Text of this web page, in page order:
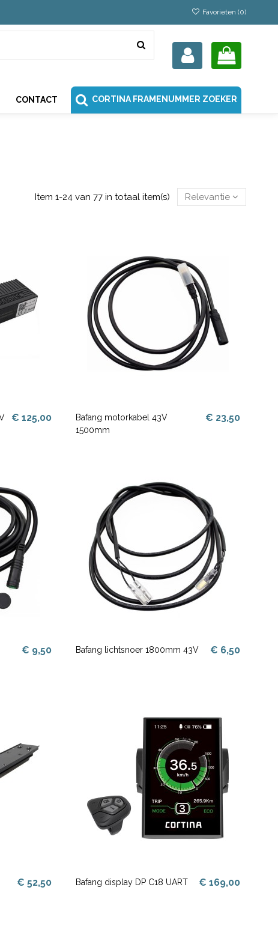
Favorieten (0)
CORTINA FRAMENUMMER ZOEKER
CONTACT
Item 1-24 van 77 in totaal item(s) Relevantie
€ 125,00
Bafang motorkabel 43V
1500mm
€ 23,50
€ 9,50 Bafang lichtsnoer 1800mm 43V € 6,50
€ 52,50 Bafang display DP C18 UART € 169,00